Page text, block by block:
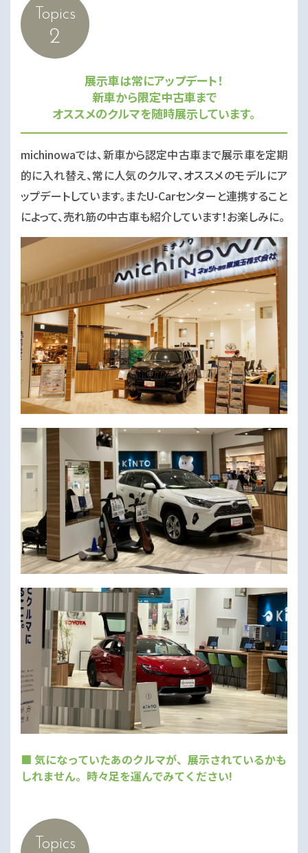
Topics
2
展示車は常にアップデート！
新車から限定中古車まで
オススメのクルマを随時展示しています。
michinowaでは、新車から認定中古車まで展示車を定期
的に入れ替え、常に人気のクルマ、オススメのモデルにア
ップデートしています。またU-Carセンターと連携すること
によって、売れ筋の中古車も紹介しています！お楽しみに。
■ 気になっていたあのクルマが、展示されているかも
しれません。時々足を運んでみてください!
Topics